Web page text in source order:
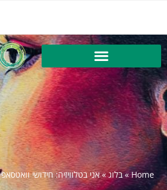
Home
»בלוג»אני בטלוויזיה: חידושי וואטסאפ